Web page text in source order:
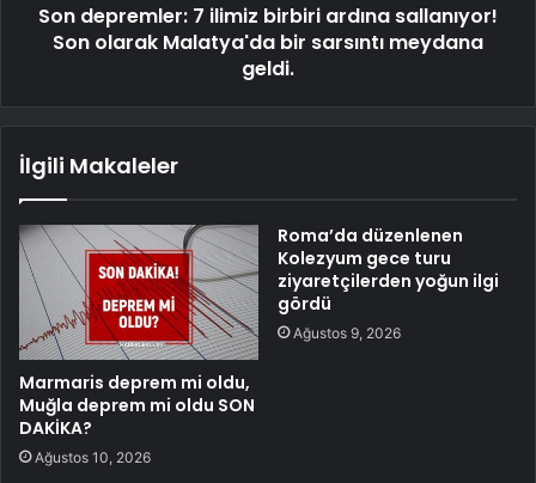
Son depremler: 7 ilimiz birbiri ardına sallanıyor!
Son olarak Malatya'da bir sarsıntı meydana
geldi.
İlgili Makaleler
Marmaris deprem mi oldu,
Muğla deprem mi oldu SON
DAKİKA?
Ağustos 10, 2026
Roma’da düzenlenen
Kolezyum gece turu
ziyaretçilerden yoğun ilgi
gördü
Ağustos 9, 2026